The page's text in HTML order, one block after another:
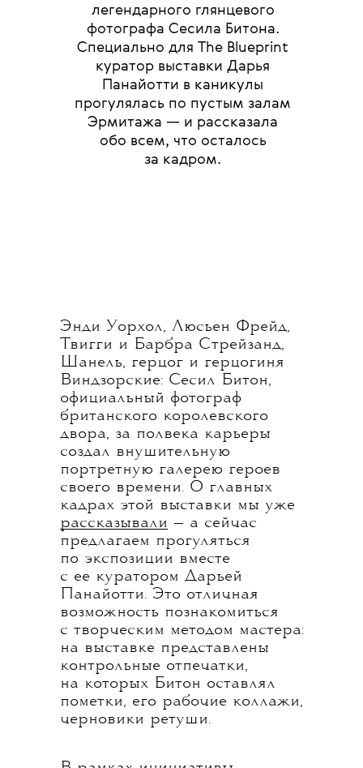
легендарного глянцевого
фотографа Сесила Битона.
Специально для The Blueprint
куратор выставки Дарья
Панайотти в каникулы
прогулялась по пустым залам
Эрмитажа — и рассказала
обо всем, что осталось
за кадром.
Энди Уорхол, Люсьен Фрейд,
Твигги и Барбра Стрейзанд,
Шанель, герцог и герцогиня
Виндзорские: Сесил Битон,
официальный фотограф
британского королевского
двора, за полвека карьеры
создал внушительную
портретную галерею героев
своего времени. О главных
кадрах этой выставки мы уже
рассказывали — а сейчас
предлагаем прогуляться
по экспозиции вместе
с ее куратором Дарьей
Панайотти. Это отличная
возможность познакомиться
с творческим методом мастера:
на выставке представлены
контрольные отпечатки,
на которых Битон оставлял
пометки, его рабочие коллажи,
черновики ретуши.